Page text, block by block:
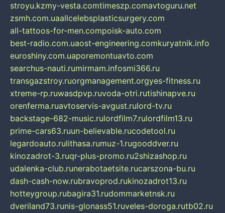
stroyu.kzmy-vesta.comtimeszp.comavtoguru.net
zsmh.com.uaallcelebsplasticsurgery.com
all-tattoos-for-men.compoisk-auto.com
best-radio.com.uaost-engineering.comkuryatnik.info
euroshiny.com.uaporemontuavto.com
searchus-nauti.rumirmam.infosmi366.ru
transgazstroy.ruorgmanagement.orgyes-fitness.ru
xtreme-rp.ruwasdpvp.ruvoda-otri.rutishinapve.ru
orenferma.ruavtoservis-avgust.rulord-tv.ru
backstage-682-music.rulordfilm7.rulordfilm13.ru
prime-cars63.ruun-believable.rucodetool.ru
legardoauto.rulithasa.rumuz-1.rugooddver.ru
kinozadrot-3.ruqr-plus-promo.ru2shizashop.ru
udalenka-club.runerabotaetsite.rucarszona-bu.ru
dash-cash-now.rubravoprod.rukinozadrot13.ru
hotteygroup.rubagira31.rudommarketnsk.ru
dveriland73.runis-glonass51.ruveles-doroga.rutb02.ru